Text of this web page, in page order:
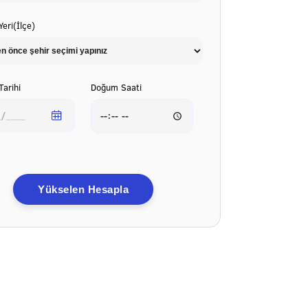
Doğum Saati
Yükselen Hesapla